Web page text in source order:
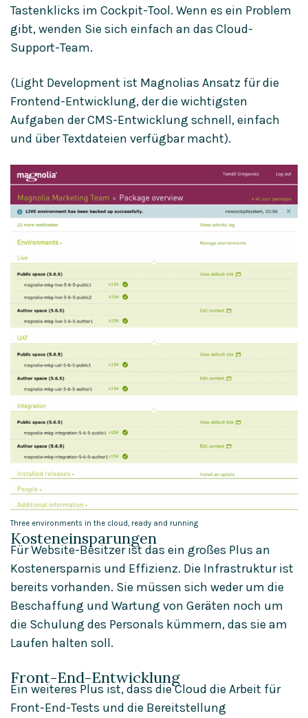
Tastenklicks im Cockpit-Tool. Wenn es ein Problem
gibt, wenden Sie sich einfach an das Cloud-
Support-Team.
(Light Development ist Magnolias Ansatz für die
Frontend-Entwicklung, der die wichtigsten
Aufgaben der CMS-Entwicklung schnell, einfach
und über Textdateien verfügbar macht).
Three environments in the cloud, ready and running
Kosteneinsparungen
Für Website-Besitzer ist das ein großes Plus an
Kostenersparnis und Effizienz. Die Infrastruktur ist
bereits vorhanden. Sie müssen sich weder um die
Beschaffung und Wartung von Geräten noch um
die Schulung des Personals kümmern, das sie am
Laufen halten soll.
Front-End-Entwicklung
Ein weiteres Plus ist, dass die Cloud die Arbeit für
Front-End-Tests und die Bereitstellung